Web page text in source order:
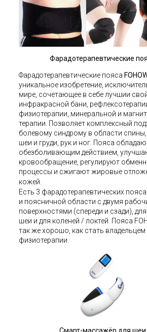
Фарадотерапевтические
Фарадотерапевтические пояса
уникальное изобретение,
мире, сочетающее в себе лучшии
инфракрасной бани,
физиотерапии, минеральной и
терапии. Позволяет комплексный
болевому синдрому в области
шеи и груди, рук и ног. Пояса
обезболивающим действием,
кровообращение, регулируют
процессы и сжигают жировые
кожей.
Есть 3 фарадотерапевтических
и поясничной области с двумя
поверхностями (спереди и сзади),
шеи и для коленей / локтей Пояса
так же хорошо, как стать владельцем
физиотерапии.